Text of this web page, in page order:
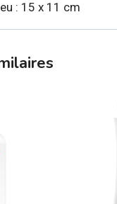
: 15 x 11 cm